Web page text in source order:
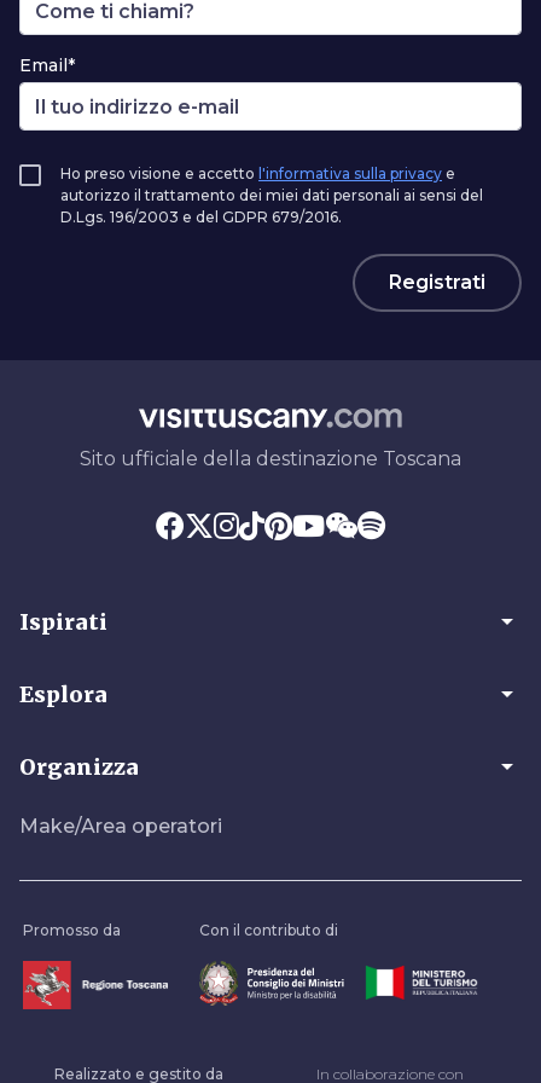
Email*
Ho preso visione e accetto l'informativa sulla privacy e
autorizzo il trattamento dei miei dati personali ai sensi del
D.Lgs. 196/2003 e del GDPR 679/2016.
Registrati
Sito ufficiale della destinazione Toscana
Ispirati arrow_drop_down
Esplora arrow_drop_down
Organizza arrow_drop_down
Make/Area operatori
Promosso da Con il contributo di
Realizzato e gestito da In collaborazione con